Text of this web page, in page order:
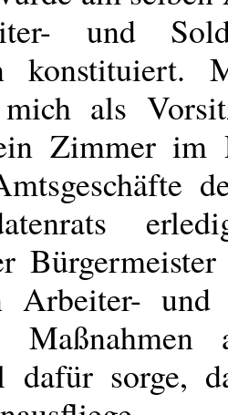
und
konstituiert.
als
Zimmer im
Arbeiter- und
dafür sorge,